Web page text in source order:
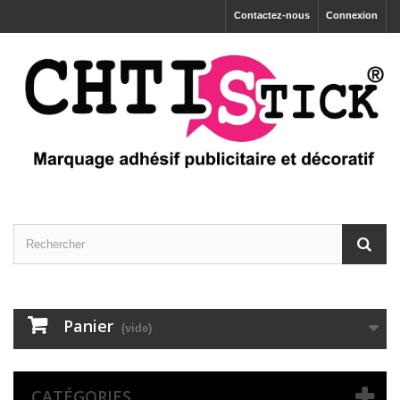
Connexion
Contactez-nous
Panier (vide)